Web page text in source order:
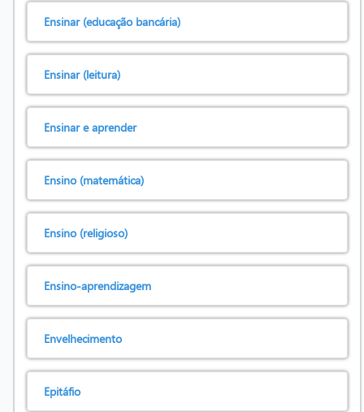
Ensinar (educação bancária)
Ensinar (leitura)
Ensinar e aprender
Ensino (matemática)
Ensino (religioso)
Ensino-aprendizagem
Envelhecimento
Epitáfio